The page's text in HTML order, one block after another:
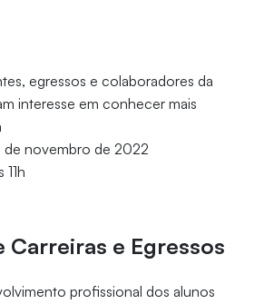
egressos e colaboradores da
interesse em conhecer mais
de novembro de 2022
Carreiras e Egressos
profissional dos alunos